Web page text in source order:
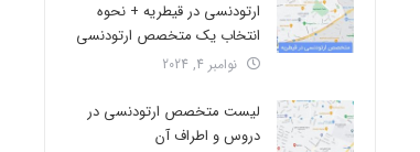
ارتودنسی در قیطریه + نحوه
انتخاب یک متخصص ارتودنسی
نوامبر 4, 2024
لیست متخصص ارتودنسی در
دروس و اطراف آن